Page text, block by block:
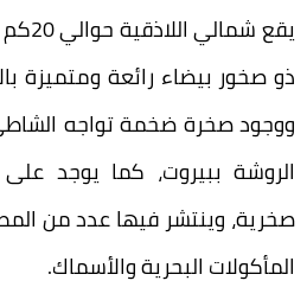
يقع
ذو صخور بيضاء رائعة ومتميزة
ووجود صخرة ضخمة تواجه
الروشة ببيروت، كما يوجد
صخرية، وينتشر فيها عدد من
المأكولات البحرية والأسماك.